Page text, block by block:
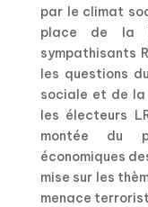
par le climat
place de la
sympathisants
les questions
sociale et de la
les électeurs
montée du
économiques
mise sur les
menace